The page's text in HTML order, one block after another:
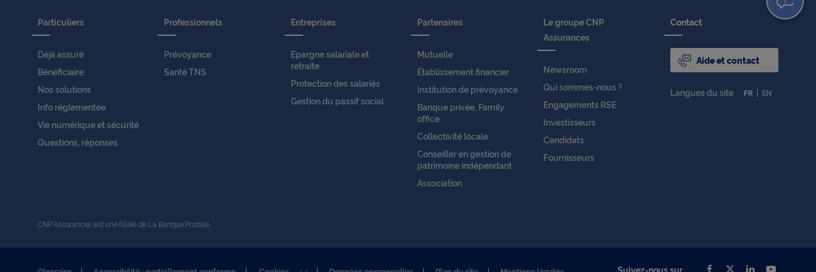
s
e
x
a
Particuliers
Déjà assuré
Bénéficiaire
Nos solutions
Info réglementée
Vie numérique et sécurité
Questions, réponses
Professionnels
Prévoyance
Santé TNS
Entreprises
Epargne salariale et
retraite
Protection des salariés
Gestion du passif social
Partenaires
Mutuelle
Établissement financier
Institution de prévoyance
Banque privée, Family
office
Collectivité locale
Conseiller en gestion de
patrimoine indépendant
Association
Le groupe CNP
Assurances
Newsroom
Qui sommes-nous ?
Engagements RSE
Investisseurs
Candidats
Fournisseurs
Contact
Aide et contact
Langues du site FR EN
CNP Assurances est une filiale de La Banque Postale
Suivez-nous sur